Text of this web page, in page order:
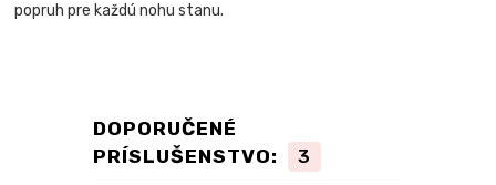
popruh pre každú nohu stanu.
DOPORUČENÉ
PRÍSLUŠENSTVO:
3